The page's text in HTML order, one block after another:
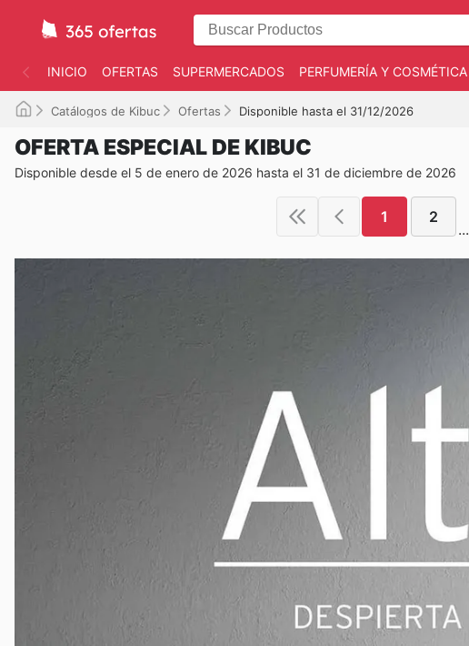
INICIO OFERTAS SUPERMERCADOS PERFUMERÍA Y COSMÉTICA
Catálogos de Kibuc Ofertas Disponible hasta el 31/12/2026
OFERTA ESPECIAL DE KIBUC
Disponible desde el 5 de enero de 2026 hasta el 31 de diciembre de 2026
1 2
...